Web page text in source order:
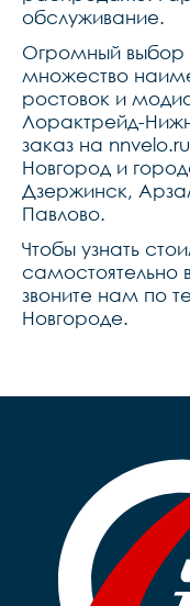
обслуживание.
Огромный выбор
множество
ростовок и
Лорактрейд-
заказ на
Новгород и
Дзержинск,
Павлово.
Чтобы узнать
самостоятельно
звоните нам по
Новгороде.